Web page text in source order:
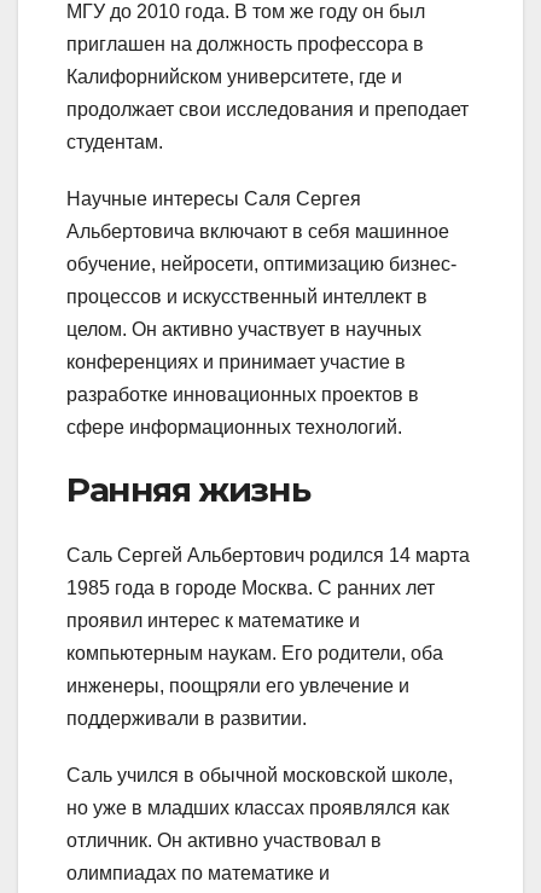
МГУ до 2010 года. В том же году он был
приглашен на должность профессора в
Калифорнийском университете, где и
продолжает свои исследования и преподает
студентам.
Научные интересы Саля Сергея
Альбертовича включают в себя машинное
обучение, нейросети, оптимизацию бизнес-
процессов и искусственный интеллект в
целом. Он активно участвует в научных
конференциях и принимает участие в
разработке инновационных проектов в
сфере информационных технологий.
Ранняя жизнь
Саль Сергей Альбертович родился 14 марта
1985 года в городе Москва. С ранних лет
проявил интерес к математике и
компьютерным наукам. Его родители, оба
инженеры, поощряли его увлечение и
поддерживали в развитии.
Саль учился в обычной московской школе,
но уже в младших классах проявлялся как
отличник. Он активно участвовал в
олимпиадах по математике и